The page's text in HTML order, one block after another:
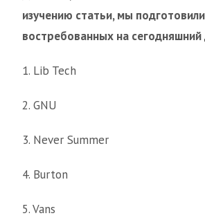
изучению статьи, мы
востребованных на
1. Lib Tech
2. GNU
3. Never Summer
4. Burton
5. Vans